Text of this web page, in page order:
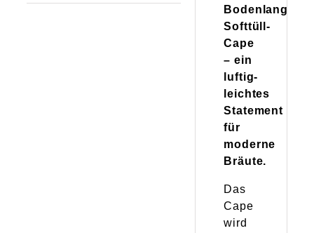
Bodenlanger
Softtüll-
Cape
– ein
luftig-
leichtes
Statement
für
moderne
Bräute.
Das
Cape
wird